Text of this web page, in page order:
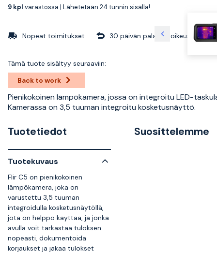
9 kpl varastossa | Lähetetään 24 tunnin sisällä!
Nopeat toimitukset 30 päivän palautusoikeus
Tämä tuote sisältyy seuraaviin:
Back to work
Pienikokoinen lämpökamera, jossa on integroitu LED-
Kamerassa on 3,5 tuuman integroitu kosketusnäyttö.
Tuotetiedot
Tuotekuvaus
Flir C5 on pienikokoinen
lämpökamera, joka on
varustettu 3,5 tuuman
integroidulla kosketusnäytöllä,
jota on helppo käyttää, ja jonka
avulla voit tarkastaa tuloksen
nopeasti, dokumentoida
korjaukset ja jakaa tulokset
Suosittelemme